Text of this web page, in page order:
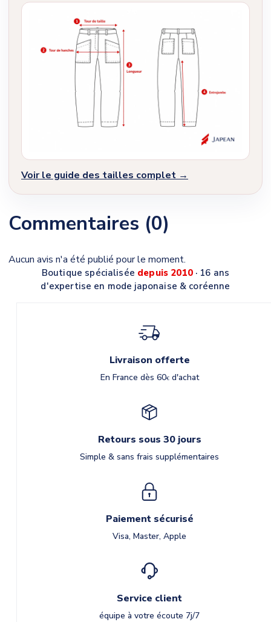
Voir le guide des tailles complet →
Commentaires (0)
Aucun avis n'a été publié pour le moment.
Boutique spécialisée depuis 2010· 16 ans
d'expertise en mode japonaise & coréenne
Livraison offerte
En France dès 60€d'achat
Retours sous 30 jours
Simple & sans frais supplémentaires
Paiement sécurisé
Visa, Master, Apple
Service client
équipe à votre écoute 7j/7